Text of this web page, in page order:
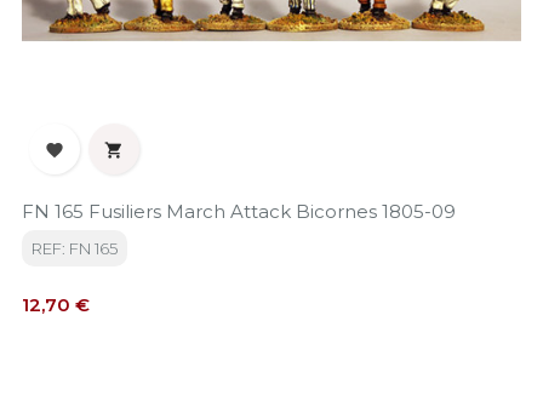
 
FN 165 Fusiliers March Attack Bicornes 1805-09
REF: FN 165
Precio
12,70 €